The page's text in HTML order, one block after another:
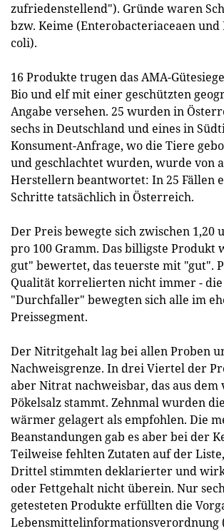
zufriedenstellend"). Gründe waren
bzw. Keime (Enterobacteriaceaen und
coli).
16 Produkte trugen das AMA-
Bio und elf mit einer geschützten
Angabe versehen. 25 wurden in
sechs in Deutschland und eines in
Konsument-Anfrage, wo die Tiere
und geschlachtet wurden, wurde von
Herstellern beantwortet: In 25 Fällen
Schritte tatsächlich in Österreich.
Der Preis bewegte sich zwischen 1,20
pro 100 Gramm. Das billigste Produkt
gut" bewertet, das teuerste mit "gut".
Qualität korrelierten nicht immer -
"Durchfaller" bewegten sich alle im
Preissegment.
Der Nitritgehalt lag bei allen Proben
Nachweisgrenze. In drei Viertel der
aber Nitrat nachweisbar, das aus
Pökelsalz stammt. Zehnmal wurden
wärmer gelagert als empfohlen. Die
Beanstandungen gab es aber bei der
Teilweise fehlten Zutaten auf der
Drittel stimmten deklarierter und
oder Fettgehalt nicht überein. Nur
getesteten Produkte erfüllten die
Lebensmittelinformationsverordnung